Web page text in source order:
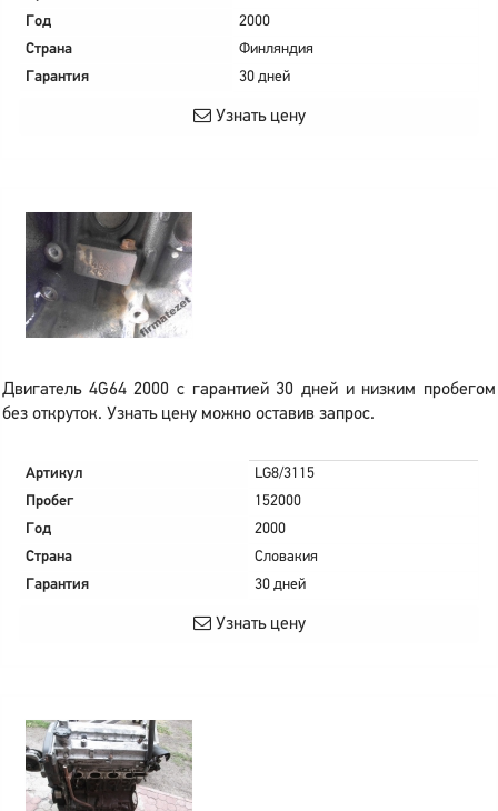
Год
2000
Страна
Финляндия
Гарантия
30 дней
Узнать цену
Двигатель 4G64 2000 с гарантией 30 дней и низким пробегом
без откруток. Узнать цену можно оставив запрос.
Артикул
LG8/3115
Пробег
152000
Год
2000
Страна
Словакия
Гарантия
30 дней
Узнать цену